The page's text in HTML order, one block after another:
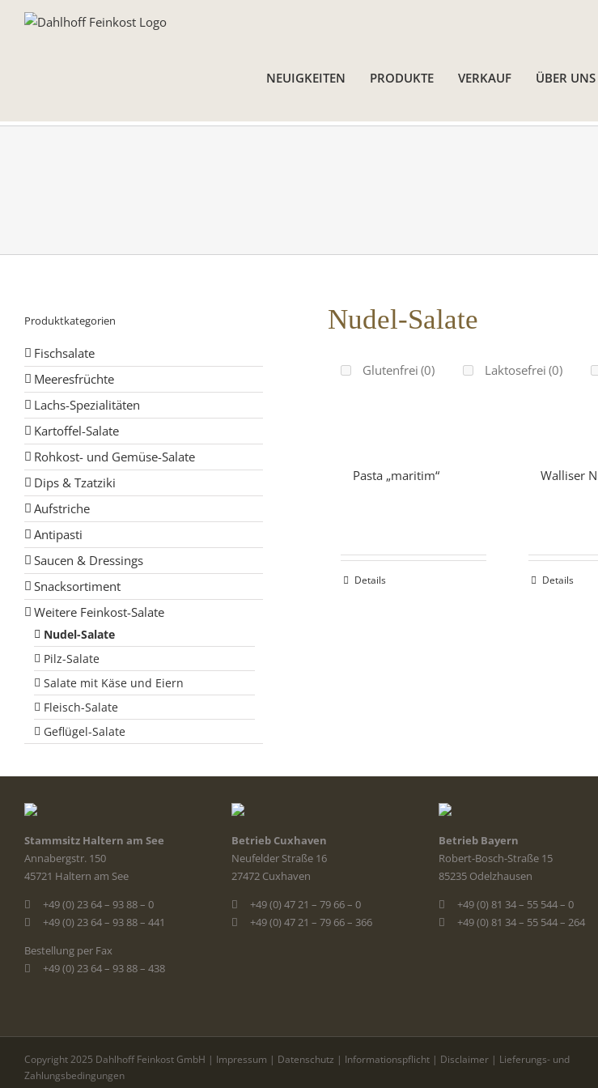
NEUIGKEITEN
PRODUKTE VERKAUF ÜBER UNS
Nudel-Salate
Glutenfrei (0) Laktosefrei (0)
Pasta „maritim“
Details
Walliser
Details
Produktkategorien
Fischsalate
Meeresfrüchte
Lachs-Spezialitäten
Kartoffel-Salate
Rohkost- und Gemüse-Salate
Dips & Tzatziki
Aufstriche
Antipasti
Saucen & Dressings
Snacksortiment
Weitere Feinkost-Salate
Nudel-Salate
Pilz-Salate
Salate mit Käse und Eiern
Fleisch-Salate
Geflügel-Salate
Stammsitz Haltern am See
Annabergstr. 150
45721 Haltern am See
+49 (0) 23 64 – 93 88 – 0
+49 (0) 23 64 – 93 88 – 441
Bestellung per Fax
+49 (0) 23 64 – 93 88 – 438
Betrieb Cuxhaven
Neufelder Straße 16
27472 Cuxhaven
+49 (0) 47 21 – 79 66 – 0
+49 (0) 47 21 – 79 66 – 366
Betrieb Bayern
Robert-Bosch-Straße 15
85235 Odelzhausen
+49 (0) 81 34 – 55 544 – 0
+49 (0) 81 34 – 55 544 – 264
Copyright 2025 Dahlhoff Feinkost GmbH | Impressum | Datenschutz | Informationspflicht | Disclaimer | Lieferungs- und
Zahlungsbedingungen